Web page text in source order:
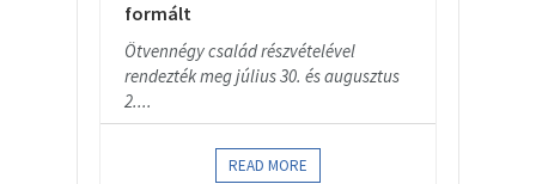
formált
Ötvennégy család részvételével
rendezték meg július 30. és augusztus
2....
READ MORE